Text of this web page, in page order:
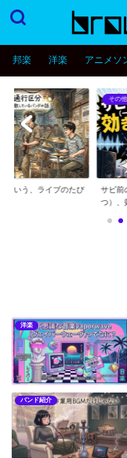
邦楽 洋楽 アニメソ
という、ライブのたび
その他
サビ前
つ）、
洋楽
バンド紹介